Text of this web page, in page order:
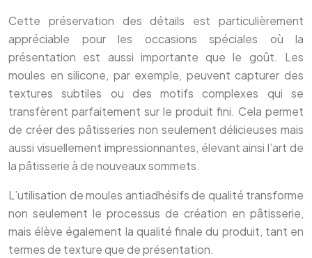
Cette préservation des détails est particulièrement
appréciable pour les occasions spéciales où la
présentation est aussi importante que le goût. Les
moules en silicone, par exemple, peuvent capturer des
textures subtiles ou des motifs complexes qui se
transfèrent parfaitement sur le produit fini. Cela permet
de créer des pâtisseries non seulement délicieuses mais
aussi visuellement impressionnantes, élevant ainsi l’art de
la pâtisserie à de nouveaux sommets.
L’utilisation de moules antiadhésifs de qualité transforme
non seulement le processus de création en pâtisserie,
mais élève également la qualité finale du produit, tant en
termes de texture que de présentation.